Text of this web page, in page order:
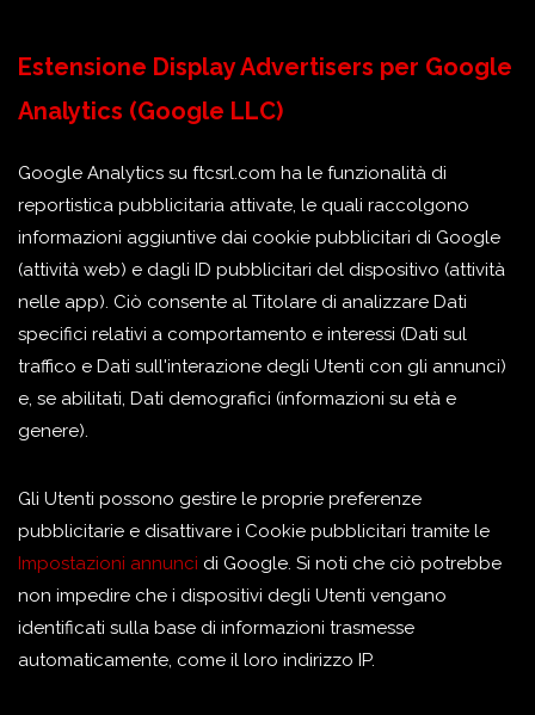
Estensione Display Advertisers per Google
Analytics (Google LLC)
Google Analytics su ftcsrl.com ha le funzionalità di
reportistica pubblicitaria attivate, le quali raccolgono
informazioni aggiuntive dai cookie pubblicitari di Google
(attività web) e dagli ID pubblicitari del dispositivo (attività
nelle app). Ciò consente al Titolare di analizzare Dati
specifici relativi a comportamento e interessi (Dati sul
traffico e Dati sull'interazione degli Utenti con gli annunci)
e, se abilitati, Dati demografici (informazioni su età e
genere).
Gli Utenti possono gestire le proprie preferenze
pubblicitarie e disattivare i Cookie pubblicitari tramite le
Impostazioni annunci di Google. Si noti che ciò potrebbe
non impedire che i dispositivi degli Utenti vengano
identificati sulla base di informazioni trasmesse
automaticamente, come il loro indirizzo IP.